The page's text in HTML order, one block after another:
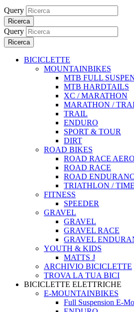
Query
Ricerca
Query
Ricerca
BICICLETTE
MOUNTAINBIKES
MTB FULL
MTB HARDTAILS
XC / MARATHON
MARATHON /
TRAIL
ENDURO
SPORT & TOUR
DIRT
ROAD BIKES
ROAD RACE AERO
ROAD RACE
ROAD
TRIATHLON /
FITNESS
SPEEDER
GRAVEL
GRAVEL
GRAVEL RACE
GRAVEL
YOUTH & KIDS
MATTS J
ARCHIVIO BICICLETTE
TROVA LA TUA BICI
BICICLETTE ELETTRICHE
E-MOUNTAINBIKES
Full Suspension E-